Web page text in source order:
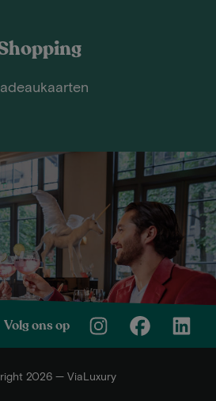
Volg ons op
2026 — ViaLuxury